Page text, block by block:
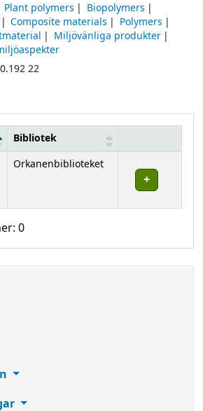
Plant polymers
Biopolymers
Composite materials
Polymers
Miljövänliga produkter
22
Bibliotek
Orkanenbiblioteket
0